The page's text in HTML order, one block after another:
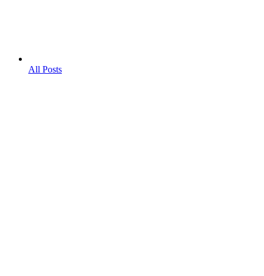
All Posts